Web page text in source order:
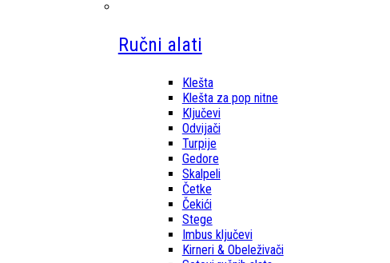
Ručni alati
Klešta
Klešta za pop nitne
Ključevi
Odvijači
Turpije
Gedore
Skalpeli
Četke
Čekići
Stege
Imbus ključevi
Kirneri & Obeleživači